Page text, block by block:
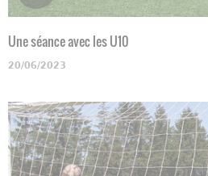
Une séance avec les U10
20/06/2023